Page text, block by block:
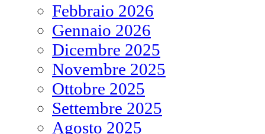
Febbraio 2026
Gennaio 2026
Dicembre 2025
Novembre 2025
Ottobre 2025
Settembre 2025
Agosto 2025